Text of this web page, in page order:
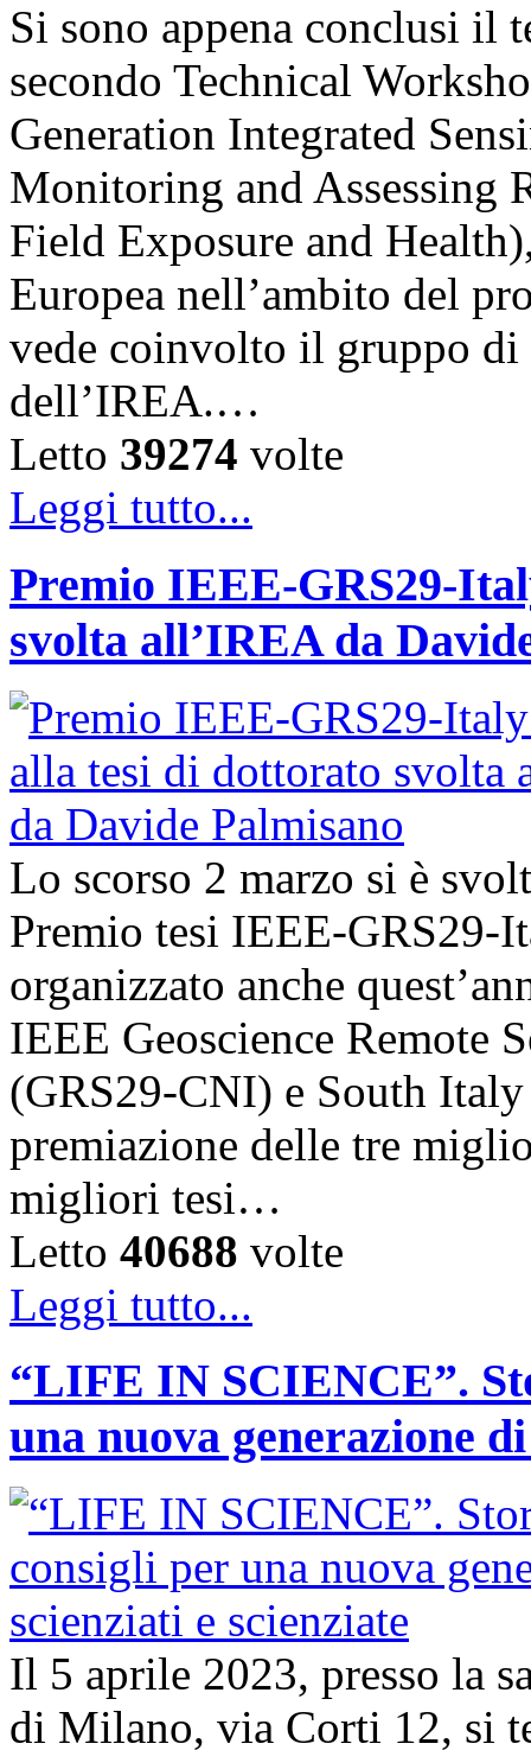
Si sono appena conclusi il
secondo Technical
Generation Integrated
Monitoring and Assessing
Field Exposure and
Europea nell’ambito del
vede coinvolto il gruppo
dell’IREA.…
Letto 39274 volte
Leggi tutto...
Premio IEEE-GRS29-
svolta all’IREA da
Lo scorso 2 marzo si è
Premio tesi IEEE-GRS29-
organizzato anche
IEEE Geoscience Remote
(GRS29-CNI) e South
premiazione delle tre
migliori tesi…
Letto 40688 volte
Leggi tutto...
“LIFE IN SCIENCE”.
una nuova generazione
Il 5 aprile 2023, presso la
di Milano, via Corti 12, si